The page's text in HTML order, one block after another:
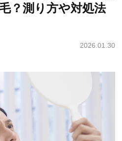
？測り方や対処法
2026.01.30